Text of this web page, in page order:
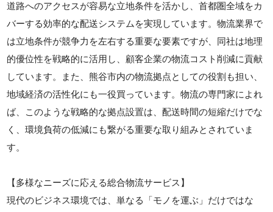
道路へのアクセスが容易な立地条件を活かし、首都圏全域をカ
バーする効率的な配送システムを実現しています。物流業界で
は立地条件が競争力を左右する重要な要素ですが、同社は地理
的優位性を戦略的に活用し、顧客企業の物流コスト削減に貢献
しています。また、熊谷市内の物流拠点としての役割も担い、
地域経済の活性化にも一役買っています。物流の専門家によれ
ば、このような戦略的な拠点設置は、配送時間の短縮だけでな
く、環境負荷の低減にも繋がる重要な取り組みとされていま
す。
【多様なニーズに応える総合物流サービス】
現代のビジネス環境では、単なる「モノを運ぶ」だけではな